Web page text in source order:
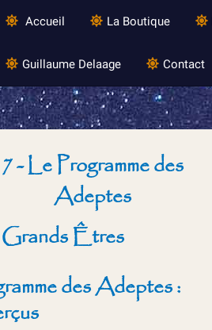
Accueil La Boutique
Guillaume Delaage Contact
7 - Le Programme des
Adeptes
Êtres
des Adeptes :